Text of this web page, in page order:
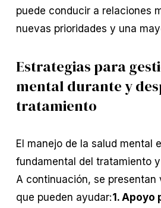
puede conducir a relaciones
nuevas prioridades y una
Estrategias para
mental durante y
tratamiento
El manejo de la salud mental
fundamental del tratamiento
A continuación, se presentan
que pueden ayudar:1. Apoyo